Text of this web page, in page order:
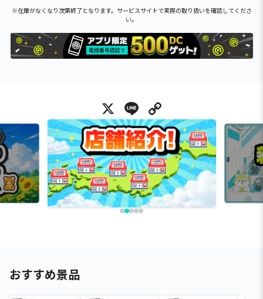
※在庫がなくなり次第終了となります。サービスサイトで実際の取り扱いを確認してくださ
い。
X Line
おすすめ景品